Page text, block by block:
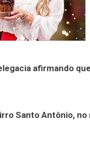
afirmando
Santo Antônio,